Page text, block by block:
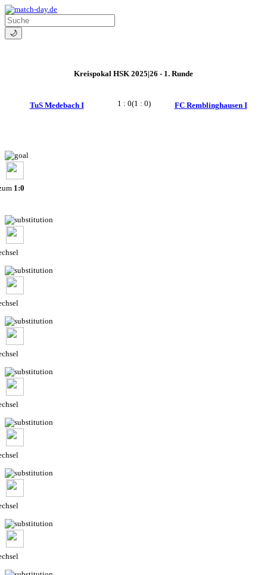
🌙
Kreispokal HSK 2025|26 - 1. Runde
TuS Medebach I 1 : 0(1 : 0) FC Remblinghausen I
1:0